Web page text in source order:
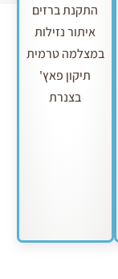
התקנת ברזים
איתור נזילות
במצלמה טרמית
תיקון פאץ'
בצנרת